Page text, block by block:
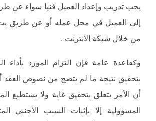
يجب تدريب وإعداد العميل فنيا سواء عن
إلى العميل في محل عمله أو عن طريق بت
من خلال شبكة الانترنت .
وكقاعدة عامة فإن التزام المورد بأداء
بتحقيق نتيجة ما لم يتضح من نصوص العقد
أن الأمر يتعلق بتحقيق غاية ولا يستطيع
المسؤولية إلا بإثبات السبب الأجنبي